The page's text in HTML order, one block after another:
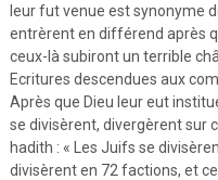
leur fut venue est synonyme
entrèrent en différend après
ceux-là subiront un terrible
Ecritures descendues aux
Après que Dieu leur eut
se divisèrent, divergèrent sur
hadith : « Les Juifs se
divisèrent en 72 factions, et